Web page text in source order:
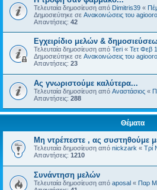
Τελευταία δημοσίευση από Dimitris39 «
Δημοσιεύτηκε σε Ανακοινώσεις του
Απαντήσεις: 42
Εγχειρίδιο μελών &
Τελευταία δημοσίευση από Teri « Τετ Φεβ
Δημοσιεύτηκε σε Ανακοινώσεις του
Απαντήσεις: 23
Ας γνωριστούμε καλύτερα...
Τελευταία δημοσίευση από Αναστάσιος «
Απαντήσεις: 288
Θέματα
Μη ντρέπεστε , ας συστηθούμε
Τελευταία δημοσίευση από nickzark « Τρί
Απαντήσεις: 1210
Συνάντηση μελών
Τελευταία δημοσίευση από aposal « Παρ